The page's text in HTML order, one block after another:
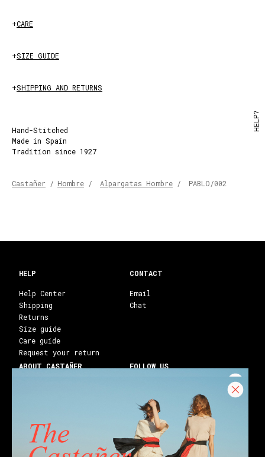
+CARE
+SIZE GUIDE
+SHIPPING AND RETURNS
Hand-Stitched
Made in Spain
Tradition since 1927
Castañer / Hombre / Alpargatas Hombre / PABLO/002
CONTACT
Email
Chat
HELP
Help Center
Shipping
Returns
Size guide
Care guide
Request your return
ABOUT CASTAÑER
Franchises
Stores
Castañer Society
FOLLOW US
Facebook
Youtube
Blog
HELP?